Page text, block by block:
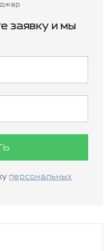
заявку и мы
персональных